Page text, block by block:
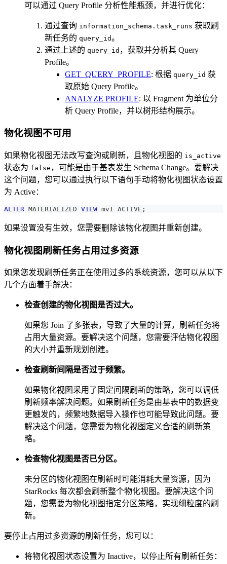
可以通过 Query Profile 分析性能瓶颈，并进行优化：
通过查询 information_schema.task_runs 获取刷
新任务的 query_id。
通过上述的 query_id ，获取并分析其 Query
Profile。
GET_QUERY_PROFILE: 根据 query_id 获
取原始 Query Profile。
ANALYZE PROFILE: 以 Fragment 为单位分
析 Query Profile，并以树形结构展示。
物化视图不可用
如果物化视图无法改写查询或刷新，且物化视图的 is_active
状态为 false ，可能是由于基表发生 Schema Change。要解决
这个问题，您可以通过执行以下语句手动将物化视图状态设置
为 Active：
ALTER MATERIALIZED VIEW mv1 ACTIVE ;
如果设置没有生效，您需要删除该物化视图并重新创建。
物化视图刷新任务占用过多资源
如果您发现刷新任务正在使用过多的系统资源，您可以从以下
几个方面着手解决：
检查创建的物化视图是否过大。
如果您 Join 了多张表，导致了大量的计算，刷新任务将
占用大量资源。要解决这个问题，您需要评估物化视图
的大小并重新规划创建。
检查刷新间隔是否过于频繁。
如果物化视图采用了固定间隔刷新的策略，您可以调低
刷新频率解决问题。如果刷新任务是由基表中的数据变
更触发的，频繁地数据导入操作也可能导致此问题。要
解决这个问题，您需要为物化视图定义合适的刷新策
略。
检查物化视图是否已分区。
未分区的物化视图在刷新时可能消耗大量资源，因为
StarRocks 每次都会刷新整个物化视图。要解决这个问
题，您需要为物化视图指定分区策略，实现细粒度的刷
新。
要停止占用过多资源的刷新任务，您可以：
将物化视图状态设置为 Inactive，以停止所有刷新任务：